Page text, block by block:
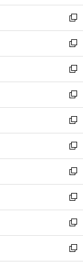
ウ
で
開
く
ン
ド
ウ
で
開
く
新
し
い
ウ
ィ
ン
ド
ウ
で
開
く
新
し
い
ウ
ィ
ン
ド
ウ
で
開
く
新
し
い
ウ
ィ
ン
ド
ウ
で
開
く
新
し
い
ウ
ィ
ン
ド
ウ
で
開
く
新
し
い
ウ
ィ
ン
ド
ウ
で
開
く
新
し
い
ウ
ィ
ン
ド
ウ
で
開
新
し
い
ウ
ィ
ン
ド
ウ
新
し
い
ウ
ィ
ン
新
し
い
ウ
新
し